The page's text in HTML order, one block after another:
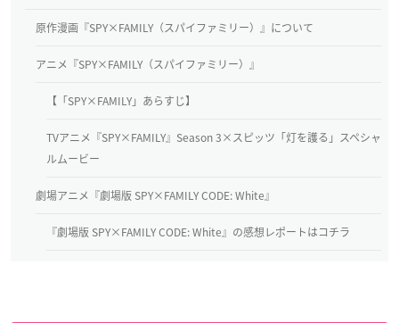
原作漫画『SPY×FAMILY（スパイファミリー）』について
アニメ『SPY×FAMILY（スパイファミリー）』
【「SPY×FAMILY」あらすじ】
TVアニメ『SPY×FAMILY』Season 3×スピッツ「灯を護る」スペシャ
ルムービー
劇場アニメ『劇場版 SPY×FAMILY CODE: White』
『劇場版 SPY×FAMILY CODE: White』の感想レポートはコチラ